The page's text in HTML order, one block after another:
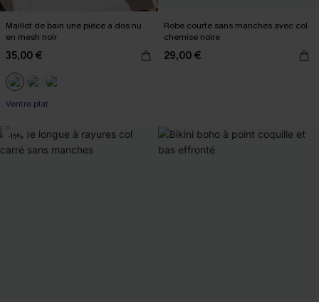
Maillot de bain une pièce à dos nu
en mesh noir
35,00 €
Ventre plat
Robe courte sans manches avec col
chemise noire
29,00 €
-15%